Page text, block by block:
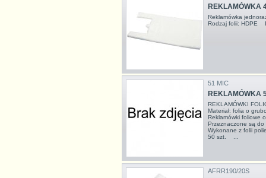
REKLAMÓWKA
Reklamówka
Rodzaj folii: HDPE
51 MIC
REKLAMÓWKA
REKLAMÓWKI
Materiał: folia o
Reklamówki foliowe
Przeznaczone są
Wykonane z folii
50 szt. ...
AFRR190/20S